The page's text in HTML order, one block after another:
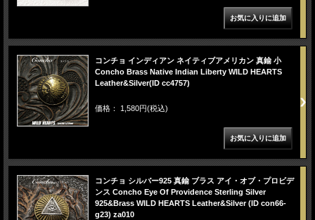
コンチョ インディアン ネイティブアメリカン 真鍮 小
Concho Brass Native Indian Liberty WILD HEARTS
Leather&Silver(ID cc4757)
価格： 1,580円(税込)
コンチョ シルバー925 真鍮 ブラス アイ・オブ・プロビデ
ンス Concho Eye Of Providence Sterling Silver
925&Brass WILD HEARTS Leather&Silver (ID con66-
g23) za010